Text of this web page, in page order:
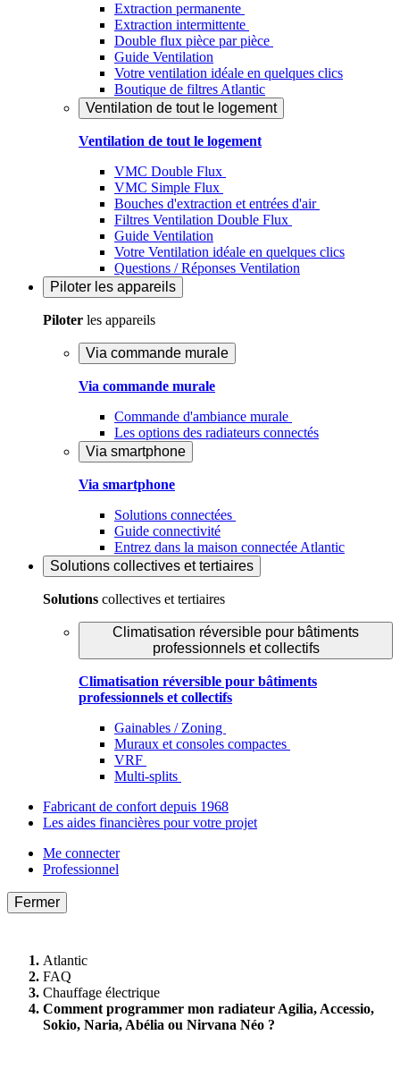
Extraction permanente
Extraction intermittente
Double flux pièce par pièce
Guide Ventilation
Votre ventilation idéale en quelques clics
Boutique de filtres Atlantic
Ventilation de tout le logement
Ventilation de tout le logement
VMC Double Flux
VMC Simple Flux
Bouches d'extraction et entrées d'air
Filtres Ventilation Double Flux
Guide Ventilation
Votre Ventilation idéale en quelques clics
Questions / Réponses Ventilation
Piloter les appareils
Piloter les appareils
Via commande murale
Via commande murale
Commande d'ambiance murale
Les options des radiateurs connectés
Via smartphone
Via smartphone
Solutions connectées
Guide connectivité
Entrez dans la maison connectée Atlantic
Solutions collectives et tertiaires
Solutions collectives et tertiaires
Climatisation réversible pour bâtiments
professionnels et collectifs
Climatisation réversible pour bâtiments
professionnels et collectifs
Gainables / Zoning
Muraux et consoles compactes
VRF
Multi-splits
Fabricant de confort depuis 1968
Les aides financières pour votre projet
Me connecter
Professionnel
Fermer
Atlantic
FAQ
Chauffage électrique
Comment programmer mon radiateur Agilia, Accessio,
Sokio, Naria, Abélia ou Nirvana Néo ?